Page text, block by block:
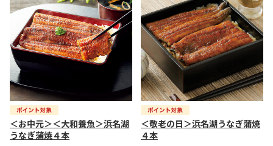
＜お中元＞＜大和養魚＞浜名湖
うなぎ蒲焼４本
＜敬老の日＞浜名湖うなぎ蒲焼
４本